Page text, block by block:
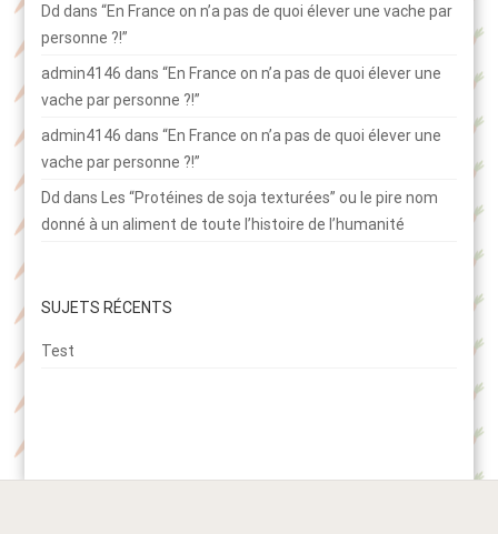
Dd dans“En France on n’a pas de quoi élever une vache par
personne ?!”
admin4146 dans“En France on n’a pas de quoi élever une
vache par personne ?!”
admin4146 dans“En France on n’a pas de quoi élever une
vache par personne ?!”
Dd dans
Les “Protéines de soja texturées” ou le pire nom
donné à un aliment de toute l’histoire de l’humanité
SUJETS RÉCENTS
Test